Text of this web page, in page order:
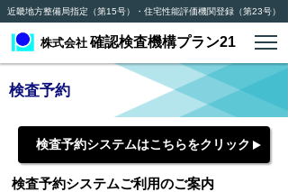
株式会社 確認検査機構プラン21
近畿地方整備局指定（第15号）・住宅性能評価機関登録（第23号）
検査予約
検査予約システムはこちらをクリック
検査予約システムご利用のご案内